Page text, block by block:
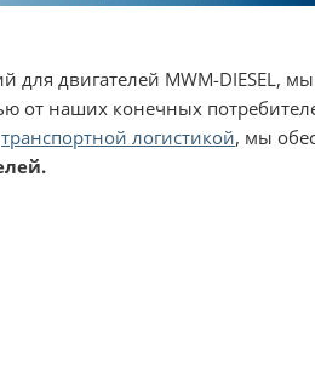
для двигателей MWM-DIESEL,
от наших конечных
транспортной логистикой, мы